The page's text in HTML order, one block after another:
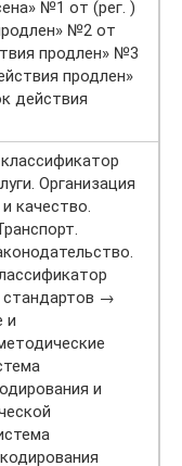
№1 от (рег. )
№2 от
продлен» №3
продлен»
действия
Организация
качество.
стандартов →
и
и